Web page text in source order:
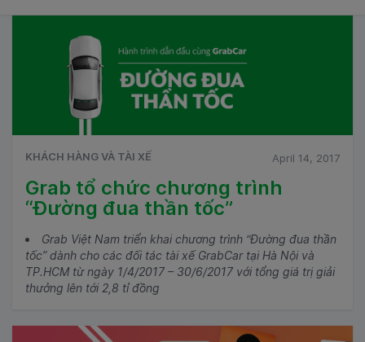
KHÁCH HÀNG VÀ TÀI XẾ April 14, 2017
Grab tổ chức chương trình
“Đường đua thần tốc”
Grab Việt Nam triển khai chương trình “Đường đua thần
tốc” dành cho các đối tác tài xế GrabCar tại Hà Nội và
TP.HCM từ ngày 1/4/2017 – 30/6/2017 với tổng giá trị giải
thưởng lên tới 2,8 tỉ đồng